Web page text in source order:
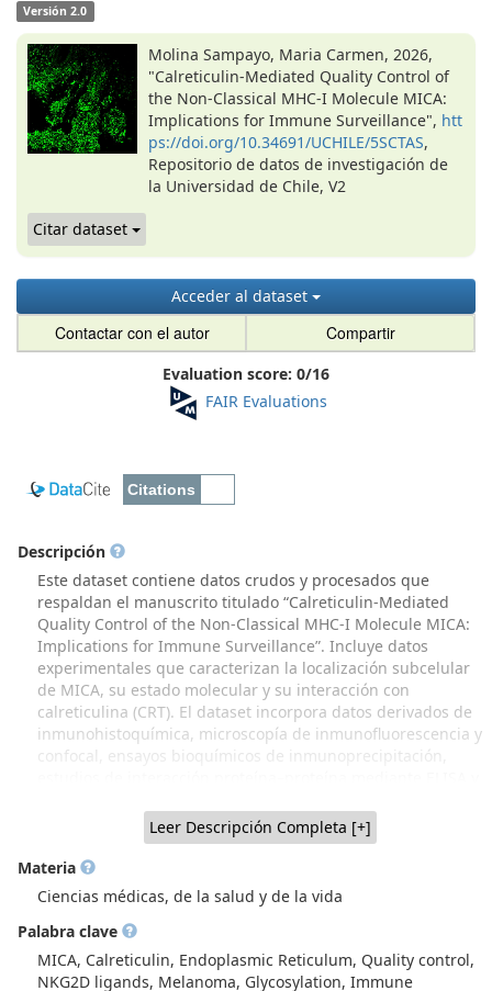
Versión 2.0
Molina Sampayo, Maria Carmen, 2026,
"Calreticulin-Mediated Quality Control of
the Non-Classical MHC-I Molecule MICA:
Implications for Immune Surveillance", htt
ps://doi.org/10.34691/UCHILE/5SCTAS,
Repositorio de datos de investigación de
la Universidad de Chile, V2
Citar dataset
Acceder al dataset
Contactar con el autor Compartir
Evaluation score: 0/16
FAIR Evaluations
Descripción
Este dataset contiene datos crudos y procesados que
respaldan el manuscrito titulado “Calreticulin-Mediated
Quality Control of the Non-Classical MHC-I Molecule MICA:
Implications for Immune Surveillance”. Incluye datos
experimentales que caracterizan la localización subcelular
de MICA, su estado molecular y su interacción con
calreticulina (CRT). El dataset incorpora datos derivados de
inmunohistoquímica, microscopía de inmunofluorescencia y
confocal, ensayos bioquímicos de inmunoprecipitación,
computacionales de modelamiento estructural. Los datos
corresponden a experimentos realizados en líneas celulares
de melanoma, tejidos cutáneos humanos sanos y sistemas
de expresión recombinante, e incluyen archivos de
adquisición (cuando corresponde), tablas de resultados y
datos procesados utilizados para generar las figuras y
conclusiones del estudio.
Leer Descripción Completa [+]
Materia
Ciencias médicas, de la salud y de la vida
Palabra clave
MICA, Calreticulin, Endoplasmic Reticulum, Quality control,
NKG2D ligands, Melanoma, Glycosylation, Immune